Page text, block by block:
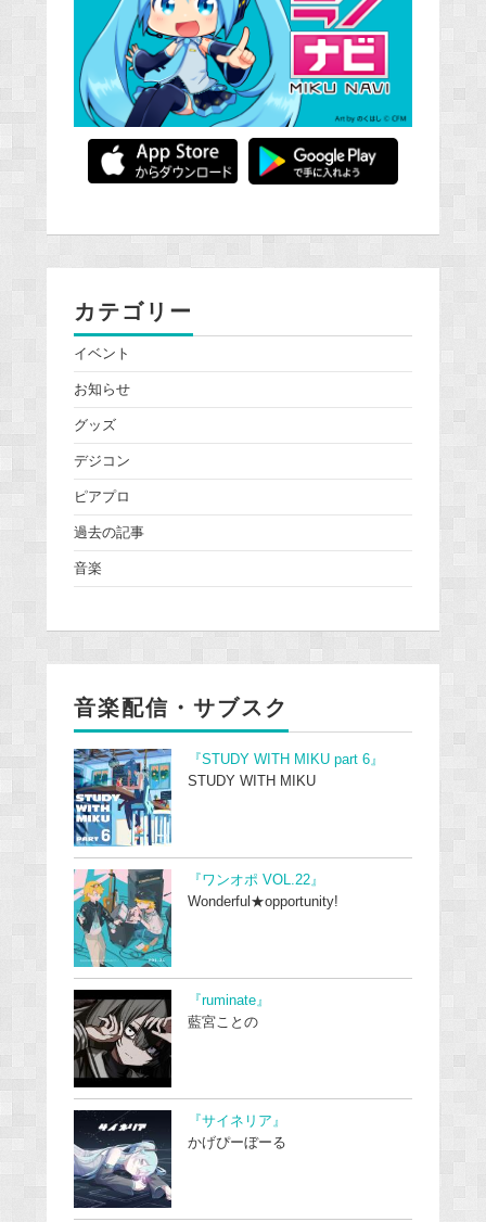
カテゴリー
イベント
お知らせ
グッズ
デジコン
ピアプロ
過去の記事
音楽
音楽配信・サブスク
『STUDY WITH MIKU part 6』
STUDY WITH MIKU
『ワンオポ VOL.22』
Wonderful★opportunity!
『ruminate』
藍宮ことの
『サイネリア』
かげぴーぼーる